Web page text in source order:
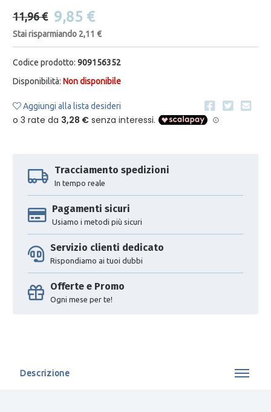
11,96 € 9,85 €
Stai risparmiando 2,11 €
Codice prodotto: 909156352
Disponibilità: Non disponibile
Aggiungi alla lista desideri
Tracciamento spedizioni
In tempo reale
Pagamenti sicuri
Usiamo i metodi più sicuri
Servizio clienti dedicato
Rispondiamo ai tuoi dubbi
Offerte e Promo
Ogni mese per te!
Descrizione